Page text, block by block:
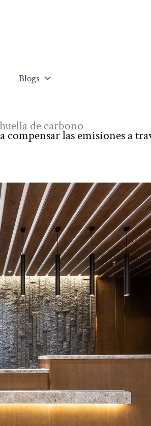
Blogs
de carbono
las emisiones a